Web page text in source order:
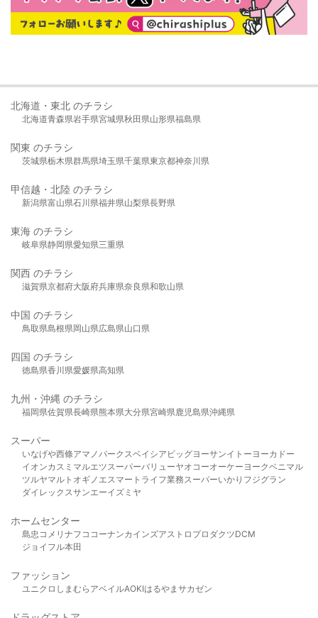
北海道・東北 のチラシ
北海道青森県岩手県宮城県秋田県山形県福島県
関東 のチラシ
茨城県栃木県群馬県埼玉県千葉県東京都神奈川県
甲信越・北陸 のチラシ
新潟県富山県石川県福井県山梨県長野県
東海 のチラシ
岐阜県静岡県愛知県三重県
関西 のチラシ
滋賀県京都府大阪府兵庫県奈良県和歌山県
中国 のチラシ
鳥取県島根県岡山県広島県山口県
四国 のチラシ
徳島県香川県愛媛県高知県
九州・沖縄 のチラシ
福岡県佐賀県長崎県熊本県大分県宮崎県鹿児島県沖縄県
スーパー
いなげや西條アマノパークスベイシア ビッグヨーサンイトーヨーカドー
イオンカスミ マルエツスーパーバリューヤオコーオーケー ヨークベニマル
ツルヤマルト オギノ エスマート ライフ業務スーパーいかり フジグラン
ダイレックスサンエーイズミヤ
ホームセンター
島忠 コメリ ナフコ コーナンカインズアストロプロダクツDCM
ジョイフル本田
ファッション
ユニクロ しまむら アベイルAOKIはるやま サカゼン